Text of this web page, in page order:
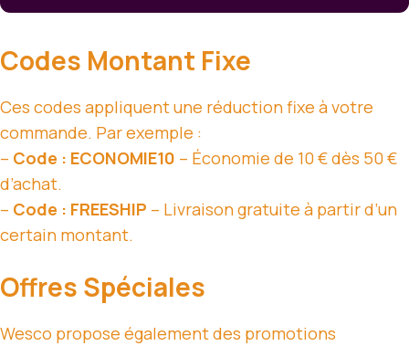
Codes Montant Fixe
Ces codes appliquent une réduction fixe à votre
commande. Par exemple :
– Code : ECONOMIE10 – Économie de 10 € dès 50 €
d’achat.
– Code : FREESHIP – Livraison gratuite à partir d’un
certain montant.
Offres Spéciales
Wesco propose également des promotions